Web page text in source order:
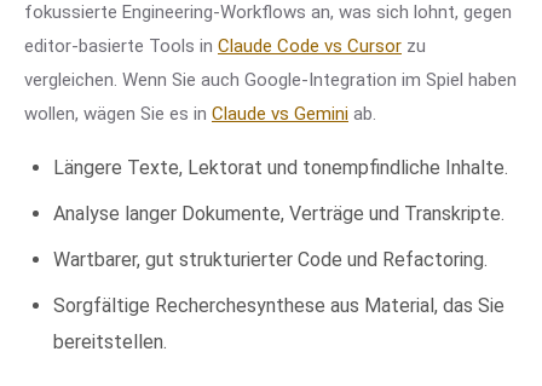
fokussierte Engineering-Workflows an, was sich lohnt, gegen
editor-basierte Tools in Claude Code vs Cursor zu
vergleichen. Wenn Sie auch Google-Integration im Spiel haben
wollen, wägen Sie es in Claude vs Gemini ab.
Längere Texte, Lektorat und tonempfindliche Inhalte.
Analyse langer Dokumente, Verträge und Transkripte.
Wartbarer, gut strukturierter Code und Refactoring.
Sorgfältige Recherchesynthese aus Material, das Sie
bereitstellen.